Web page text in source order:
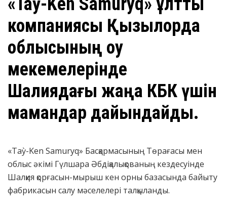
компаниясы Қызылорда
облысының оқу
мекемелерінде
Шалқиядағы жаңа КБК үшін
мамандар дайындайды.
«Taỳ-Ken Samuryq» Басқармасының Төрағасы мен
облыс әкімі Гүлшара Әбдіқалықованың кездесуінде
Шалқия қорғасын-мырыш кен орны базасында байыту
фабрикасын салу мәселелері талқыланды.